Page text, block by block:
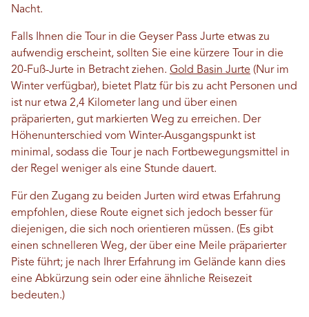
Nacht.
Falls Ihnen die Tour in die Geyser Pass Jurte etwas zu
aufwendig erscheint, sollten Sie eine kürzere Tour in die
20-Fuß-Jurte in Betracht ziehen. Gold Basin Jurte (Nur im
Winter verfügbar), bietet Platz für bis zu acht Personen und
ist nur etwa 2,4 Kilometer lang und über einen
präparierten, gut markierten Weg zu erreichen. Der
Höhenunterschied vom Winter-Ausgangspunkt ist
minimal, sodass die Tour je nach Fortbewegungsmittel in
der Regel weniger als eine Stunde dauert.
Für den Zugang zu beiden Jurten wird etwas Erfahrung
empfohlen, diese Route eignet sich jedoch besser für
diejenigen, die sich noch orientieren müssen. (Es gibt
einen schnelleren Weg, der über eine Meile präparierter
Piste führt; je nach Ihrer Erfahrung im Gelände kann dies
eine Abkürzung sein oder eine ähnliche Reisezeit
bedeuten.)